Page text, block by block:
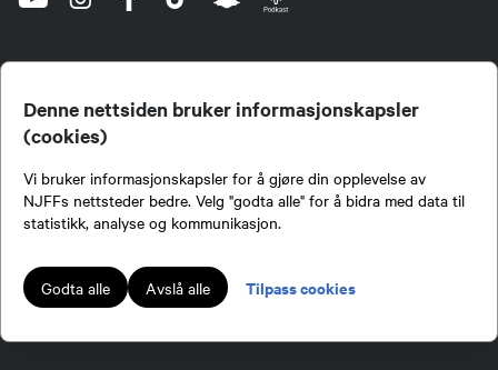
Denne nettsiden bruker informasjonskapsler
(cookies)
Vi bruker informasjonskapsler for å gjøre din opplevelse av
NJFFs nettsteder bedre. Velg "godta alle" for å bidra med data til
statistikk, analyse og kommunikasjon.
Godta alle Avslå alle Tilpass cookies
jegere og sportsfiskere og et av de viktigste miljøene for formidling av kunnskap om jakt og
fiske i Norge. Vi er en partipolitisk nøytral organisasjon, men har et sterkt jakt-, fiske-, og
naturpolitisk engasjement i mange saker.
Lokalforeninger tilsluttet Norges Jeger- og Fiskerforbund har ansvar for innhold de
publiserer på njff.no.